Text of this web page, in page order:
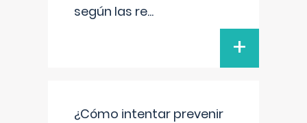
según las re...
+
¿Cómo intentar prevenir